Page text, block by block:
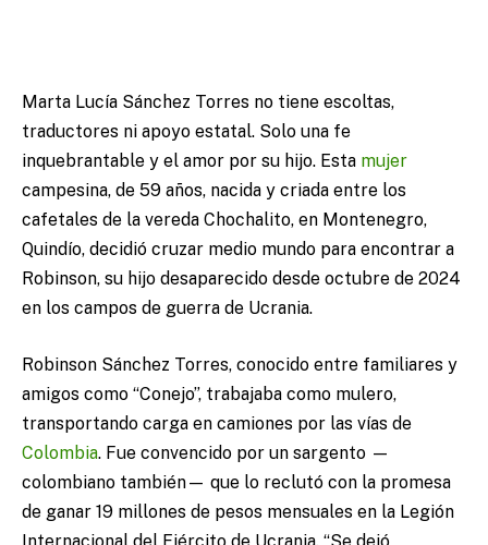
Marta Lucía Sánchez Torres no tiene escoltas,
traductores ni apoyo estatal. Solo una fe
inquebrantable y el amor por su hijo. Esta mujer
campesina, de 59 años, nacida y criada entre los
cafetales de la vereda Chochalito, en Montenegro,
Quindío, decidió cruzar medio mundo para encontrar a
Robinson, su hijo desaparecido desde octubre de 2024
en los campos de guerra de Ucrania.
Robinson Sánchez Torres, conocido entre familiares y
amigos como “Conejo”, trabajaba como mulero,
transportando carga en camiones por las vías de
Colombia. Fue convencido por un sargento —
colombiano también— que lo reclutó con la promesa
de ganar 19 millones de pesos mensuales en la Legión